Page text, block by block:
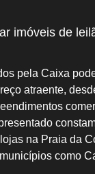
imóveis de
pela Caixa
atraente,
na Praia da
como